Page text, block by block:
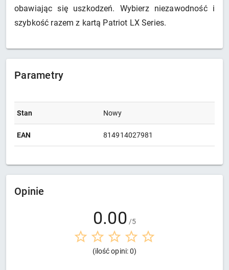
obawiając się uszkodzeń. Wybierz niezawodność i
szybkość razem z kartą Patriot LX Series.
Parametry
Stan Nowy
EAN 814914027981
Opinie
0.00 /5
(ilość opini: 0)